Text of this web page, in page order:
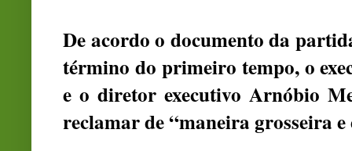
De acordo o documento da
término do primeiro tempo, o
e o diretor executivo Arnóbio
reclamar de “maneira grosseira